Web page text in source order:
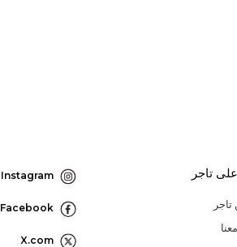
تاجر Instagram
Facebook
X.com